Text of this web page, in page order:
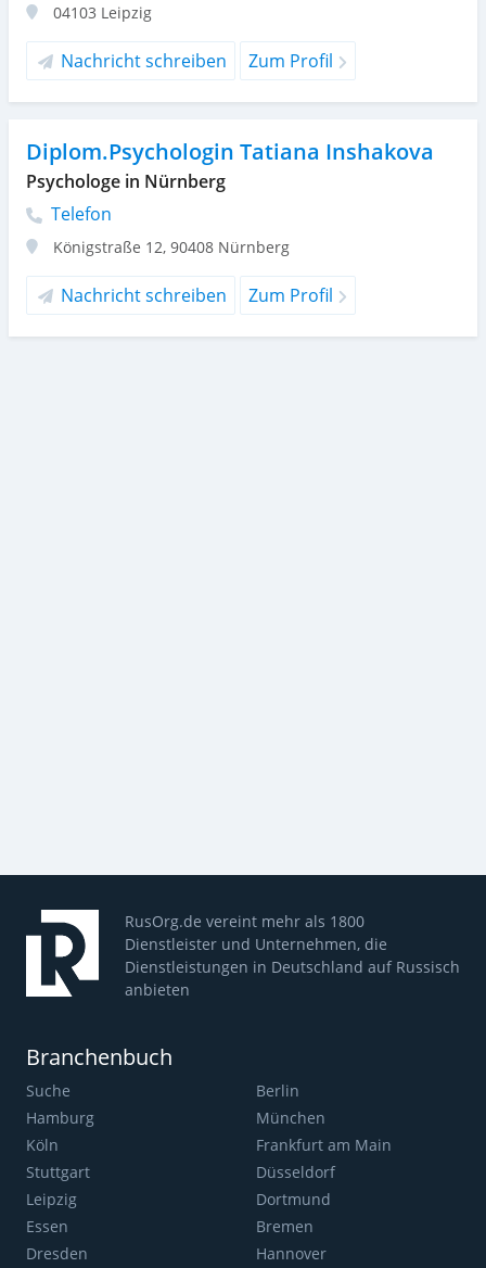
04103 Leipzig
Nachricht schreiben Zum Profil
Diplom.Psychologin Tatiana Inshakova
Psychologe in Nürnberg
Telefon
Königstraße 12, 90408 Nürnberg
Nachricht schreiben Zum Profil
RusOrg.de vereint mehr als 1800
Dienstleister und Unternehmen, die
Dienstleistungen in Deutschland auf Russisch
anbieten
Branchenbuch
Suche
Berlin
Hamburg
München
Köln
Frankfurt am Main
Stuttgart
Düsseldorf
Leipzig
Dortmund
Essen
Bremen
Dresden
Hannover